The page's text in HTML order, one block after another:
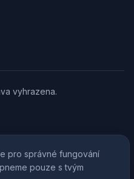
vyhrazena.
pro správné fungování
pouze s tvým